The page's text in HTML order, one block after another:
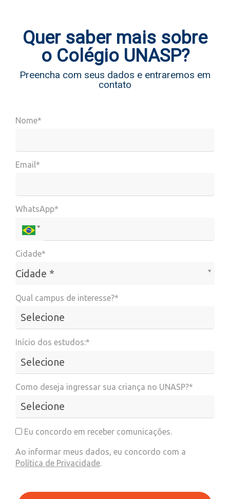
Quer saber mais sobre
o Colégio UNASP?
Preencha com seus dados e entraremos em
contato
Nome*
Email*
WhatsApp*
Cidade*
Cidade *
Cidade*
Qual campus de interesse?*
Início dos estudos:*
Como deseja ingressar sua criança no UNASP?*
Eu concordo em receber comunicações.
Ao informar meus dados, eu concordo com a
Política de Privacidade.